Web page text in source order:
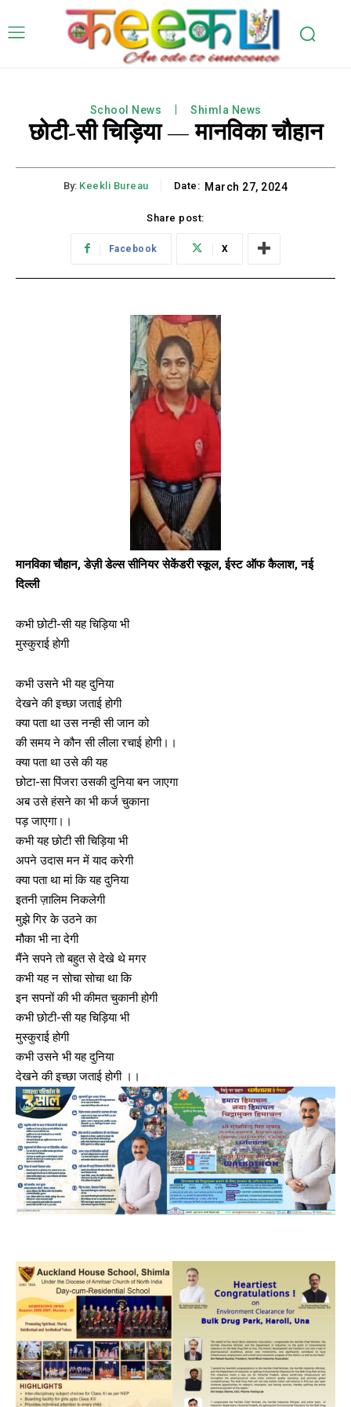
DAILY NEWS BULLETIN
Video
Player
00:00
NURTURING CREATIVITY – KEEKLI CHARITABLE TRUST, SHIMLA
School News Shimla News
छोटी-सी चिड़िया — मानविका चौहान
By: Keekli Bureau Date: March 27, 2024
Share post:
Facebook X
मानविका चौहान, डेज़ी डेल्स सीनियर सेकेंडरी स्कूल, ईस्ट ऑफ कैलाश,नई
दिल्ली
कभी छोटी-सी यह चिड़िया भी
मुस्कुराई होगी
कभी उसने भी यह दुनिया
देखने की इच्छा जताई होगी
क्या पता था उस नन्ही सी जान को
की समय ने कौन सी लीला रचाई होगी।।
क्या पता था उसे की यह
छोटा-सा पिंजरा उसकी दुनिया बन जाएगा
अब उसे हंसने का भी कर्ज चुकाना
पड़ जाएगा।।
कभी यह छोटी सी चिड़िया भी
अपने उदास मन में याद करेगी
क्या पता था मां कि यह दुनिया
इतनी ज़ालिम निकलेगी
मुझे गिर के उठने का
मौका भी ना देगी
मैंने सपने तो बहुत से देखे थे मगर
कभी यह न सोचा सोचा था कि
इन सपनों की भी कीमत चुकानी होगी
कभी छोटी-सी यह चिड़िया भी
मुस्कुराई होगी
कभी उसने भी यह दुनिया
देखने की इच्छा जताई होगी ।।